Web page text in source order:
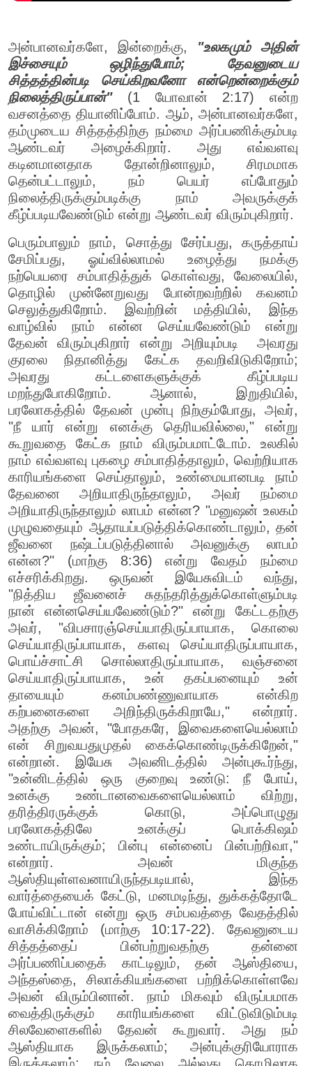
அன்பானவர்களே, இன்றைக்கு, "உலகமும் அதின்
இச்சையும் ஒழிந்துபோம்; தேவனுடைய
சித்தத்தின்படி செய்கிறவனோ என்றென்றைக்கும்
நிலைத்திருப்பான்" (1 யோவான் 2:17) என்ற
வசனத்தை தியானிப்போம். ஆம், அன்பானவர்களே,
தம்முடைய சித்தத்திற்கு நம்மை அர்ப்பணிக்கும்படி
ஆண்டவர் அழைக்கிறார். அது எவ்வளவு
கடினமானதாக தோன்றினாலும், சிரமமாக
தென்பட்டாலும், நம் பெயர் எப்போதும்
நிலைத்திருக்கும்படிக்கு நாம் அவருக்குக்
கீழ்ப்படியவேண்டும் என்று ஆண்டவர் விரும்புகிறார்.
பெரும்பாலும் நாம், சொத்து சேர்ப்பது, கருத்தாய்
சேமிப்பது, ஓய்வில்லாமல் உழைத்து நமக்கு
நற்பெயரை சம்பாதித்துக் கொள்வது, வேலையில்,
தொழில் முன்னேறுவது போன்றவற்றில் கவனம்
செலுத்துகிறோம். இவற்றின் மத்தியில், இந்த
வாழ்வில் நாம் என்ன செய்யவேண்டும் என்று
தேவன் விரும்புகிறார் என்று அறியும்படி அவரது
குரலை நிதானித்து கேட்க தவறிவிடுகிறோம்;
அவரது கட்டளைகளுக்குக் கீழ்ப்படிய
மறந்துபோகிறோம். ஆனால், இறுதியில்,
பரலோகத்தில் தேவன் முன்பு நிற்கும்போது, அவர்,
"நீ யார் என்று எனக்கு தெரியவில்லை," என்று
கூறுவதை கேட்க நாம் விரும்பமாட்டோம். உலகில்
நாம் எவ்வளவு புகழை சம்பாதித்தாலும், வெற்றியாக
காரியங்களை செய்தாலும், உண்மையானபடி நாம்
தேவனை அறியாதிருந்தாலும், அவர் நம்மை
அறியாதிருந்தாலும் லாபம் என்ன? "மனுஷன் உலகம்
முழுவதையும் ஆதாயப்படுத்திக்கொண்டாலும், தன்
ஜீவனை நஷ்டப்படுத்தினால் அவனுக்கு லாபம்
என்ன?" (மாற்கு 8:36) என்று வேதம் நம்மை
எச்சரிக்கிறது. ஒருவன் இயேசுவிடம் வந்து,
"நித்திய ஜீவனைச் சுதந்தரித்துக்கொள்ளும்படி
நான் என்னசெய்யவேண்டும்?" என்று கேட்டதற்கு
அவர், "விபசாரஞ்செய்யாதிருப்பாயாக, கொலை
செய்யாதிருப்பாயாக, களவு செய்யாதிருப்பாயாக,
பொய்ச்சாட்சி சொல்லாதிருப்பாயாக, வஞ்சனை
செய்யாதிருப்பாயாக, உன் தகப்பனையும் உன்
தாயையும் கனம்பண்ணுவாயாக என்கிற
கற்பனைகளை அறிந்திருக்கிறாயே," என்றார்.
அதற்கு அவன், "போதகரே, இவைகளையெல்லாம்
என் சிறுவயதுமுதல் கைக்கொண்டிருக்கிறேன்,"
என்றான். இயேசு அவனிடத்தில் அன்புகூர்ந்து,
"உன்னிடத்தில் ஒரு குறைவு உண்டு: நீ போய்,
உனக்கு உண்டானவைகளையெல்லாம் விற்று,
தரித்திரருக்குக் கொடு, அப்பொழுது
பரலோகத்திலே உனக்குப் பொக்கிஷம்
உண்டாயிருக்கும்; பின்பு என்னைப் பின்பற்றிவா,"
என்றார். அவன் மிகுந்த
ஆஸ்தியுள்ளவனாயிருந்தபடியால், இந்த
வார்த்தையைக் கேட்டு, மனமடிந்து, துக்கத்தோடே
போய்விட்டான் என்று ஒரு சம்பவத்தை வேதத்தில்
வாசிக்கிறோம் (மாற்கு 10:17-22). தேவனுடைய
சித்தத்தைப் பின்பற்றுவதற்கு தன்னை
அர்ப்பணிப்பதைக் காட்டிலும், தன் ஆஸ்தியை,
அந்தஸ்தை, சிலாக்கியங்களை பற்றிக்கொள்ளவே
அவன் விரும்பினான். நாம் மிகவும் விருப்பமாக
வைத்திருக்கும் காரியங்களை விட்டுவிடும்படி
சிலவேளைகளில் தேவன் கூறுவார். அது நம்
ஆஸ்தியாக இருக்கலாம்; அன்புக்குரியோராக